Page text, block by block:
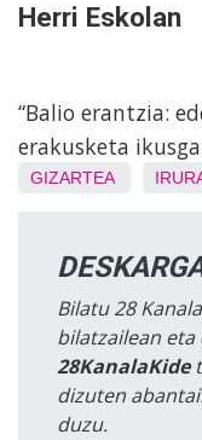
Herri Eskolan
“Balio erantzia:
erakusketa
GIZARTEA
Bilatu 28
bilatzailean
28KanalaKide
dizuten
duzu.